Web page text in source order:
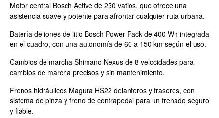
Motor central Bosch Active de 250 vatios, que ofrece una
asistencia suave y potente para afrontar cualquier ruta urbana.
Batería de iones de litio Bosch Power Pack de 400 Wh integrada
en el cuadro, con una autonomía de 60 a 150 km según el uso.
Cambios de marcha Shimano Nexus de 8 velocidades para
cambios de marcha precisos y sin mantenimiento.
Frenos hidráulicos Magura HS22 delanteros y traseros, con
sistema de pinza y freno de contrapedal para un frenado seguro
y fiable.